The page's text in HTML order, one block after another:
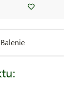
Balenie